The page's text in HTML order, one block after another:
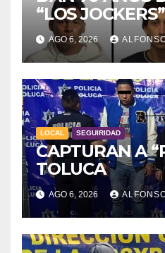
“LOS JOCKERS”
AGO 6, 2026
LOCAL SEGUIRIDAD
CAPTURAN A
TOLUCA
AGO 6, 2026